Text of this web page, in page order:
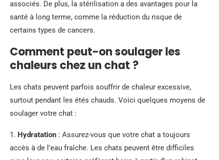
associés. De plus, la stérilisation a des avantages pour la
santé à long terme, comme la réduction du risque de
certains types de cancers.
Comment peut-on soulager les
chaleurs chez un chat ?
Les chats peuvent parfois souffrir de chaleur excessive,
surtout pendant les étés chauds. Voici quelques moyens de
soulager votre chat :
1. Hydratation : Assurez-vous que votre chat a toujours
accès à de l’eau fraîche. Les chats peuvent être difficiles